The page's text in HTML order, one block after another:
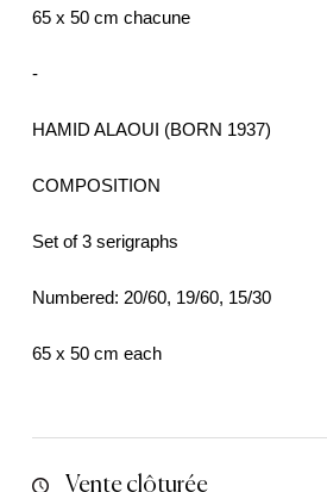
65 x 50 cm chacune
-
HAMID ALAOUI (BORN 1937)
COMPOSITION
Set of 3 serigraphs
Numbered: 20/60, 19/60, 15/30
65 x 50 cm each
Vente clôturée